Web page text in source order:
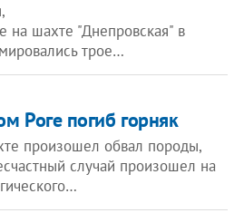
на шахте "Днепровская" в
трое…
Роге погиб горняк
произошел обвал породы,
случай произошел на